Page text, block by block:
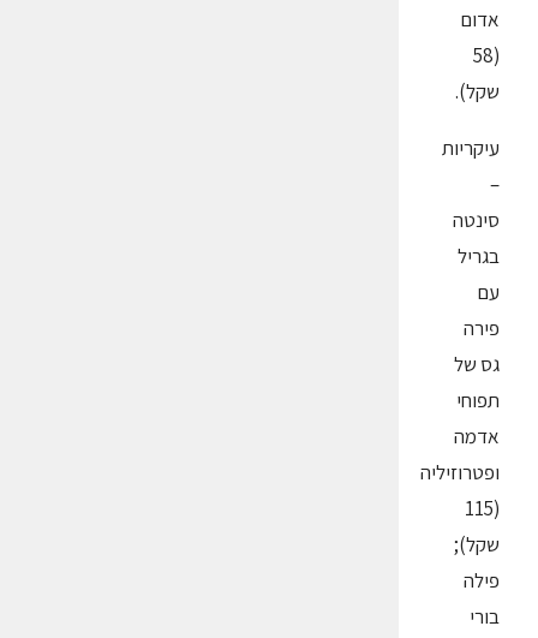
אדום
(58
שקל).
עיקריות
–
סינטה
בגריל
עם
פירה
גס של
תפוחי
אדמה
ופטרוזיליה
(115
שקל);
פילה
בורי